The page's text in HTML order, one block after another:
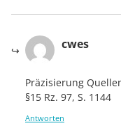
cwes
Präzisierung
§15 Rz. 97, S. 1144
Antworten